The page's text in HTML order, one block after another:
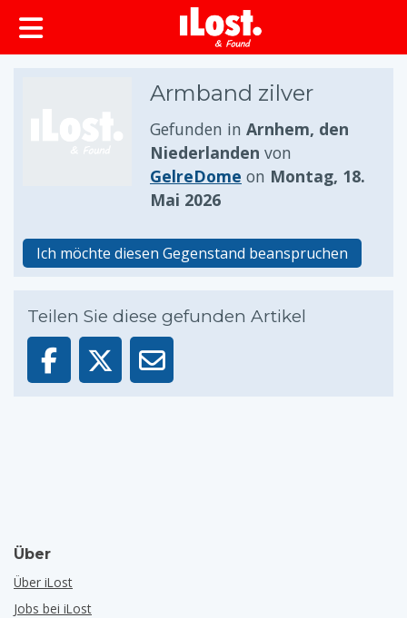
springen
Armband zilver
Gefunden in Arnhem, den
Niederlanden von
GelreDome on Montag, 18.
Mai 2026
Ich möchte diesen Gegenstand beanspruchen
Teilen Sie diese gefunden Artikel
Über
Über iLost
Jobs bei iLost